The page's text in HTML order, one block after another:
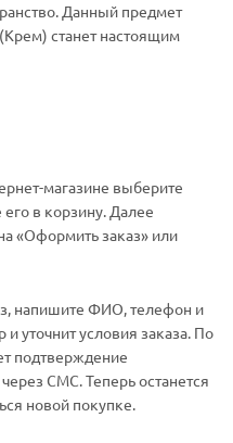
Данный предмет
станет настоящим
магазине выберите
в корзину. Далее
«Оформить заказ» или
напишите ФИО, телефон и
уточнит условия заказа. По
подтверждение
СМС. Теперь останется
новой покупке.